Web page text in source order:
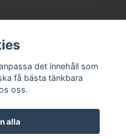
fabrikstillverkade kollektioner.
det innehåll som
få bästa tänkbara
oss.
alla